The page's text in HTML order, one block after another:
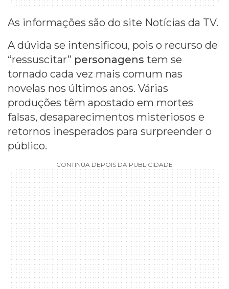
As informações são do site Notícias da TV.
A dúvida se intensificou, pois o recurso de
“ressuscitar” personagens tem se
tornado cada vez mais comum nas
novelas nos últimos anos. Várias
produções têm apostado em mortes
falsas, desaparecimentos misteriosos e
retornos inesperados para surpreender o
público.
CONTINUA DEPOIS DA PUBLICIDADE